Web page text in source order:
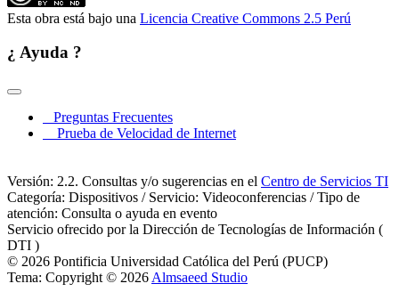
Esta obra está bajo una Licencia Creative Commons 2.5 Perú
¿ Ayuda ?
Preguntas Frecuentes
Prueba de Velocidad de Internet
Versión: 2.2. Consultas y/o sugerencias en el Centro de Servicios TI
Categoría: Dispositivos / Servicio: Videoconferencias / Tipo de
atención: Consulta o ayuda en evento
Servicio ofrecido por la Dirección de Tecnologías de Información (
DTI )
© 2026 Pontificia Universidad Católica del Perú (PUCP)
Tema: Copyright © 2026 Almsaeed Studio